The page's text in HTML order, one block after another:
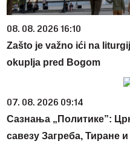
08. 08. 2026 16:10
Zašto je važno ići na
okuplja pred Bogom
07. 08. 2026 09:14
Сазнања „Политике”:
савезу Загреба, Тиране